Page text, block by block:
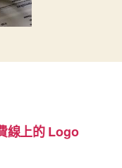
線上的 Logo